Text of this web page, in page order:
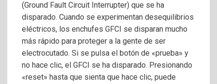
(Ground Fault Circuit Interrupter) que se ha
disparado. Cuando se experimentan desequilibrios
eléctricos, los enchufes GFCI se disparan mucho
más rápido para proteger a la gente de ser
electrocutado. Si se pulsa el botón de «prueba» y
no hace clic, el GFCI se ha disparado. Presionando
«reset» hasta que sienta que hace clic, puede